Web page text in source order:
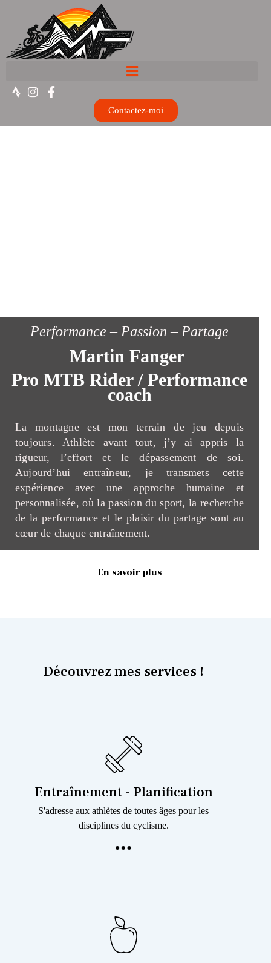
Contactez-moi
Performance – Passion – Partage
Martin Fanger
Pro MTB Rider / Performance
coach
La montagne est mon terrain de jeu depuis
toujours. Athlète avant tout, j’y ai appris la
rigueur, l’effort et le dépassement de soi.
Aujourd’hui entraîneur, je transmets cette
expérience avec une approche humaine et
personnalisée, où la passion du sport, la recherche
de la performance et le plaisir du partage sont au
cœur de chaque entraînement.
En savoir plus
Découvrez mes services !
Entraînement - Planification
S'adresse aux athlètes de toutes âges pour les
disciplines du cyclisme.